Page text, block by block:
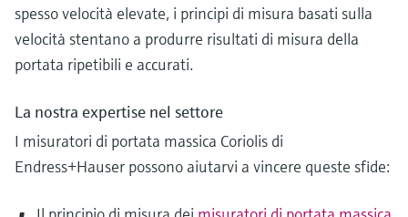
spesso velocità elevate, i principi di misura basati sulla
velocità stentano a produrre risultati di misura della
portata ripetibili e accurati.
La nostra expertise nel settore
I misuratori di portata massica Coriolis di
Endress+Hauser possono aiutarvi a vincere queste sfide: